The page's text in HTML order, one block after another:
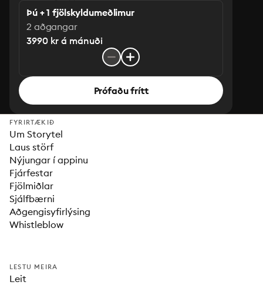
Þú + 1 fjölskyldumeðlimur
2 aðgangar
3990 kr á mánuði
Prófaðu frítt
FYRIRTÆKIÐ
Um Storytel
Laus störf
Nýjungar í appinu
Fjárfestar
Fjölmiðlar
Sjálfbærni
Aðgengisyfirlýsing
Whistleblow
LESTU MEIRA
Leit